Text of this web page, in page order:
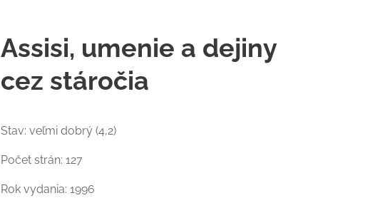
Assisi, umenie a dejiny
cez stáročia
Stav: veľmi dobrý (4,2)
Počet strán: 127
Rok vydania: 1996